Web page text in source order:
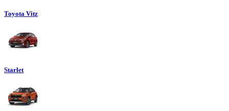
Toyota Vitz
Starlet